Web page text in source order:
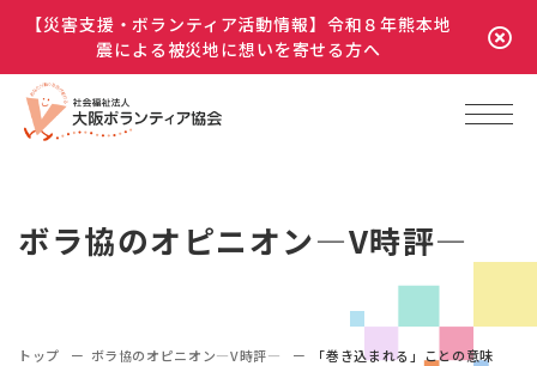
【災害支援・ボランティア活動情報】令和８年熊本地
震による被災地に想いを寄せる方へ
ボラ協のオピニオン―V時評―
トップ ボラ協のオピニオン―V時評― 「巻き込まれる」ことの意味